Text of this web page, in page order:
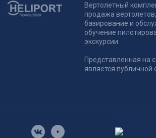
Вертолетный
продажа
базирование и
обучение
экскурсии.
Представленная на
является публичной